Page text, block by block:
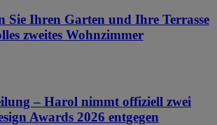
Sie Ihren Garten und Ihre Terrasse
zweites Wohnzimmer
– Harol nimmt offiziell zwei
Awards 2026 entgegen